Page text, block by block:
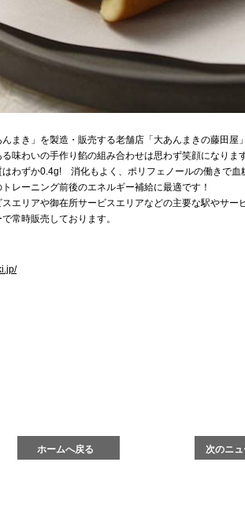
まき」を製造・販売する老舗店「大あんまきの藤田屋
味わいの手作り餡の組み合わせは思わず笑顔になりま
わずか0.4g! 消化もよく、ポリフェノールの働きで血
レーニング前後のエネルギー補給に最適です！
エリアや御在所サービスエリアなどの主要な駅やサー
常時販売しております。
ホームへ戻る 次のニ